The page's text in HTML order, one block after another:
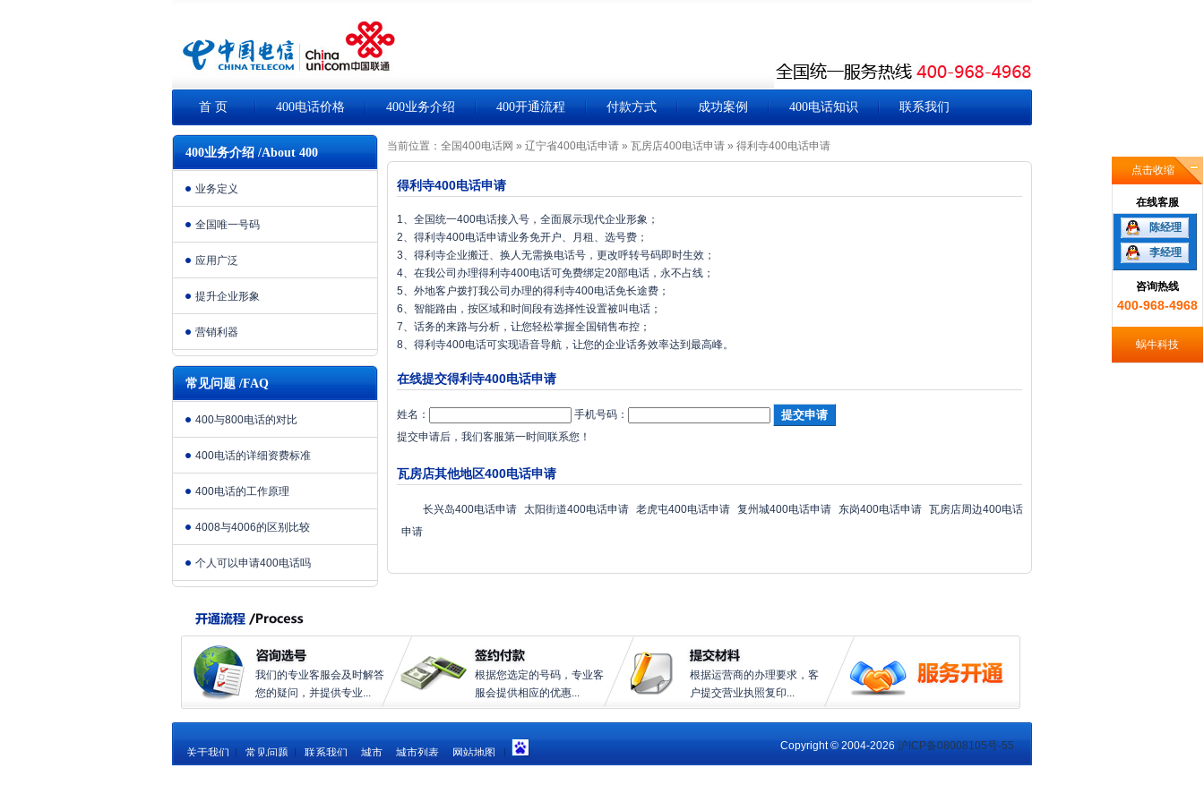
首 页 400电话价格 400业务介绍 400开通流程 付款方式 成功案例 400电话知识 联系我们
400业务介绍 /About 400
业务定义
全国唯一号码
应用广泛
提升企业形象
营销利器
常见问题 /FAQ
400与800电话的对比
400电话的详细资费标准
400电话的工作原理
4008与4006的区别比较
个人可以申请400电话吗
当前位置： 全国400电话网 » 辽宁省400电话申请 » 瓦房店400电话申请 » 得利寺400电话申请
得利寺400电话申请
1、全国统一400电话接入号，全面展示现代企业形象；
2、得利寺400电话申请业务免开户、月租、选号费；
3、得利寺企业搬迁、换人无需换电话号，更改呼转号码即时生效；
4、在我公司办理得利寺400电话可免费绑定20部电话，永不占线；
5、外地客户拨打我公司办理的得利寺400电话免长途费；
6、智能路由，按区域和时间段有选择性设置被叫电话；
7、话务的来路与分析，让您轻松掌握全国销售布控；
8、得利寺400电话可实现语音导航，让您的企业话务效率达到最高峰。
在线提交得利寺400电话申请
姓名：
手机号码：
提交申请后，我们客服第一时间联系您！
瓦房店其他地区400电话申请
长兴岛400电话申请 太阳街道400电话申请 老虎屯400电话申请 复州城400电话申请 东岗400电话申请 瓦房店周边400电话
申请
我们的专业客服会及时解答
您的疑问，并提供专业...
根据您选定的号码，专业客
服会提供相应的优惠...
根据运营商的办理要求，客
户提交营业执照复印...
关于我们 常见问题 联系我们 城市 城市列表 网站地图
点击收缩
在线客服
陈经理
李经理
咨询热线
400-968-4968
蜗牛科技
Copyright © 2004-2026 沪ICP备08008105号-55